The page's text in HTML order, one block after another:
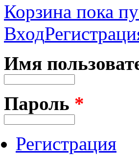
Корзина пока
Вход
Имя
Пароль *
Регистрация